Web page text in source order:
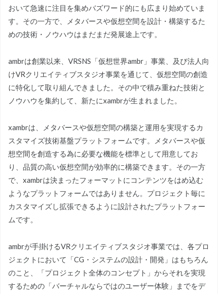
おいて急速に注目を集めバズワード的にも広まり始めていま
す。その一方で、メタバースや仮想空間を設計・構築するた
めの技術・ノウハウはまだまだ発展途上です。
ambrは創業以来、VRSNS「仮想世界ambr」事業、及び法人向
けVRクリエイティブスタジオ事業を通じて、仮想空間の創造
に特化して取り組んできました。その中で積み重ねた技術と
ノウハウを集約して、新たにxambrが生まれました。
xambrは、メタバースや仮想空間の構築と運用を実現するカ
スタマイズ技術基盤プラットフォームです。メタバースや仮
想空間を創造する為に必要な機能を標準として用意してお
り、品質の高い仮想空間が効率的に構築できます。その一方
で、xambrは決まったフォーマットにコンテンツをはめ込む
ようなプラットフォームではありません。プロジェクト毎に
カスタマイズし拡張できるように設計されたプラットフォー
ムです。
ambrが手掛けるVRクリエイティブスタジオ事業では、各プロ
ジェクトにおいて「CG・システムの設計・開発」はもちろん
のこと、「プロジェクト全体のコンセプト」からそれを実現
するための「バーチャルならではのユーザー体験」までをデ